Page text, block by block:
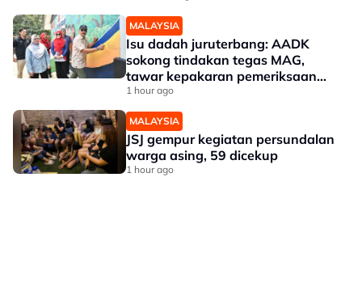
MALAYSIA
Isu dadah juruterbang: AADK
sokong tindakan tegas MAG,
tawar kepakaran pemeriksaan
ketat
1 hour ago
MALAYSIA
JSJ gempur kegiatan persundalan
warga asing, 59 dicekup
1 hour ago